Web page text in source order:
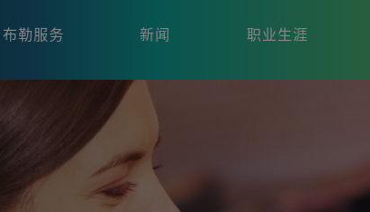
布勒服务 新闻 职业生涯